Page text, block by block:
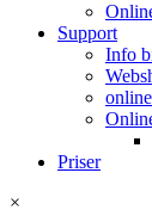
Support
Info
Priser
×